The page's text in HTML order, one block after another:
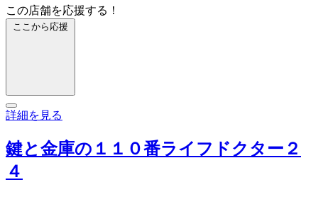
この店舗を応援する！
ここから応援
詳細を見る
鍵と金庫の１１０番ライフドクター２
４